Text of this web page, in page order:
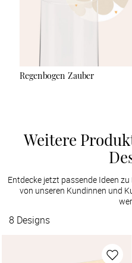
Regenbogen Zauber
Weitere
Entdecke jetzt passende Ideen
von unseren Kundinnen und
8 Designs